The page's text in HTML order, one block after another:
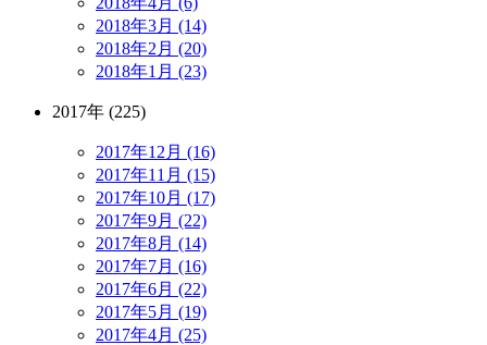
2018年3月 (14)
2018年2月 (20)
2018年1月 (23)
2017年 (225)
2017年12月 (16)
2017年11月 (15)
2017年10月 (17)
2017年9月 (22)
2017年8月 (14)
2017年7月 (16)
2017年6月 (22)
2017年5月 (19)
2017年4月 (25)